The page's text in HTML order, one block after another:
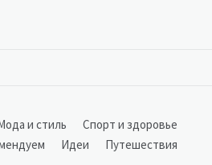
и стиль
Спорт и здоровье
Идеи Путешествия